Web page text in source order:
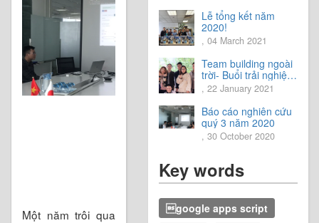
Một năm trôi qua
Lễ tổng kết năm
2020!
, 04 March 2021
Team building ngoài
trời- Buổi trải nghiệm
tuyệt vời.
, 22 January 2021
Báo cáo nghiên cứu
quý 3 năm 2020
, 30 October 2020
Key words
google apps script